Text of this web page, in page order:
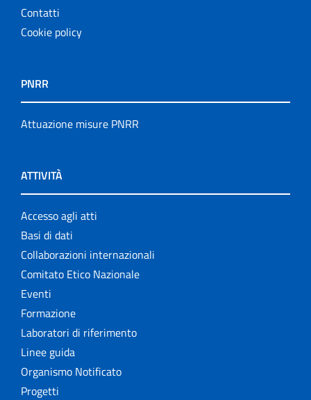
Contatti
Cookie policy
PNRR
Attuazione misure PNRR
ATTIVITÀ
Accesso agli atti
Basi di dati
Collaborazioni internazionali
Comitato Etico Nazionale
Eventi
Formazione
Laboratori di riferimento
Linee guida
Organismo Notificato
Progetti